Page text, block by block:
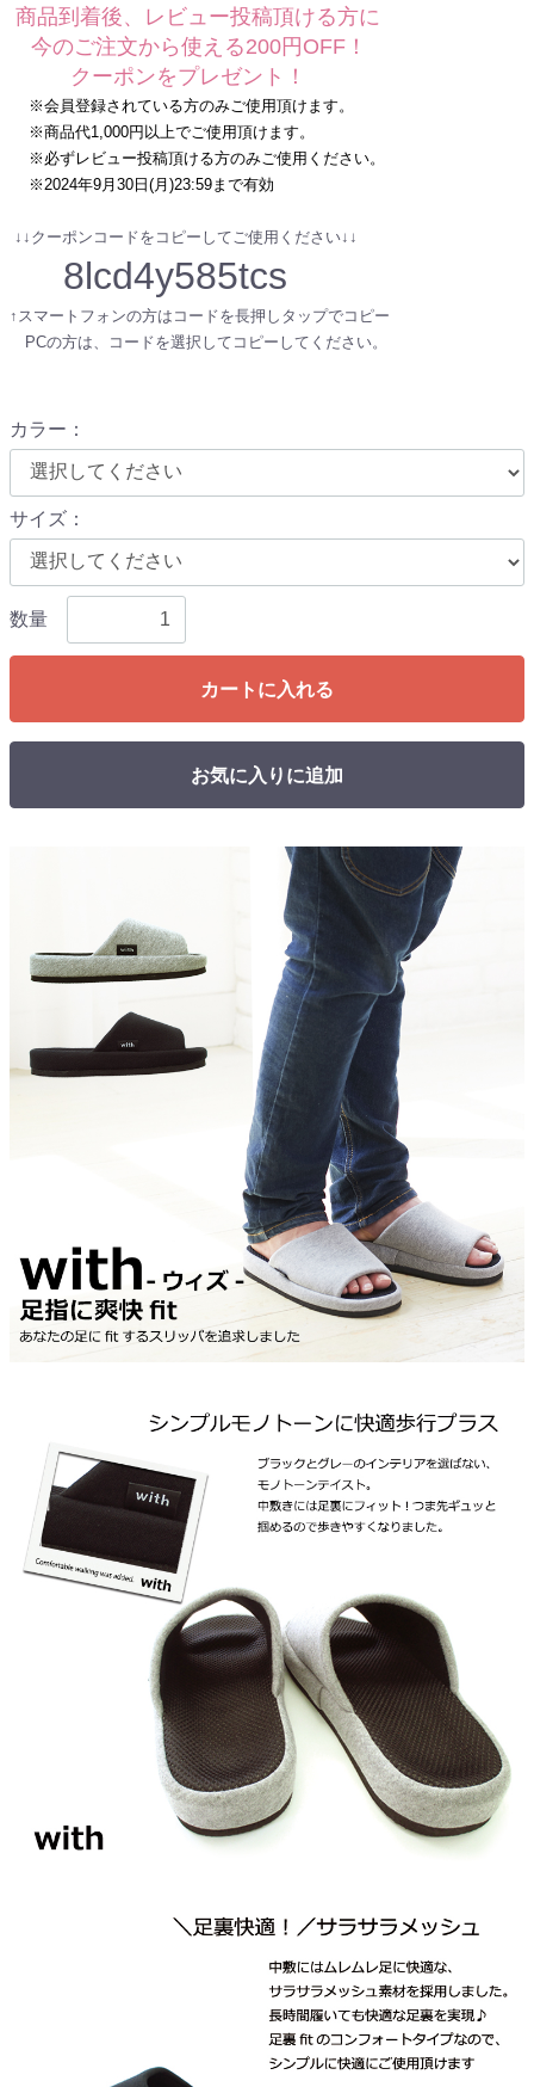
商品到着後、レビュー投稿頂ける方に
今のご注文から使える200円OFF！
クーポンをプレゼント！
※会員登録されている方のみご使用頂けます。
※商品代1,000円以上でご使用頂けます。
※必ずレビュー投稿頂ける方のみご使用ください。
※2024年9月30日(月)23:59まで有効
↓↓クーポンコードをコピーしてご使用ください↓↓
8lcd4y585tcs
↑スマートフォンの方はコードを長押しタップでコピー
PCの方は、コードを選択してコピーしてください。
カラー ：
サイズ ：
数量
カートに入れる
お気に入りに追加